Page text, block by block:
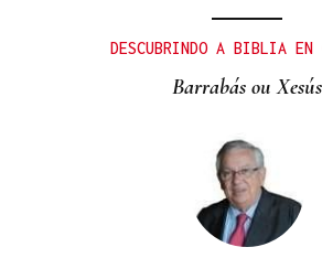
DESCUBRINDO A BIBLIA EN
Barrabás ou Xesús